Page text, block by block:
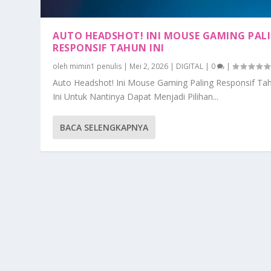
AUTO HEADSHOT! INI MOUSE GAMING
RESPONSIF TAHUN INI
oleh mimin1 penulis | Mei 2, 2026 | DIGITAL | 0 |
Auto Headshot! Ini Mouse Gaming Paling Responsif
Ini Untuk Nantinya Dapat Menjadi Pilihan...
BACA SELENGKAPNYA